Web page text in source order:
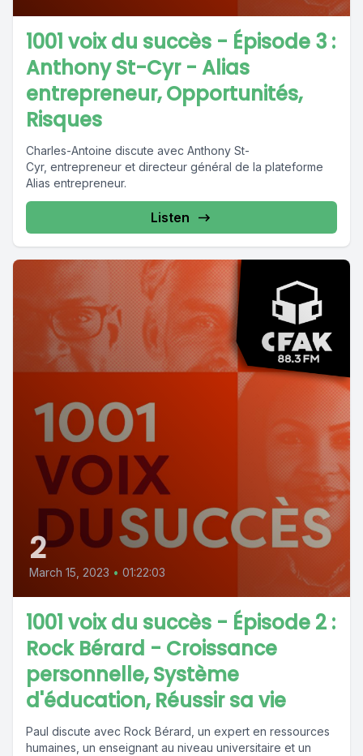
1001 voix du succès - Épisode 3 :
Anthony St-Cyr - Alias
entrepreneur, Opportunités,
Risques
Charles-Antoine discute avec Anthony St-
Cyr, entrepreneur et directeur général de la plateforme
Alias entrepreneur.
Listen
2
March 15, 2023 • 01:22:03
1001 voix du succès - Épisode 2 :
Rock Bérard - Croissance
personnelle, Système
d'éducation, Réussir sa vie
Paul discute avec Rock Bérard, un expert en ressources
humaines, un enseignant au niveau universitaire et un